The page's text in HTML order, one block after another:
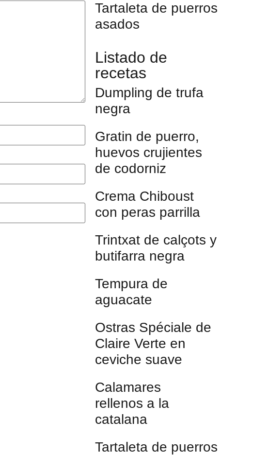
Tartaleta de puerros
asados
Listado de
recetas
Dumpling de trufa
negra
Gratin de puerro,
huevos crujientes
de codorniz
Crema Chiboust
con peras parrilla
Trintxat de calçots y
butifarra negra
Tempura de
aguacate
Ostras Spéciale de
Claire Verte en
ceviche suave
Calamares
rellenos a la
catalana
Tartaleta de puerros